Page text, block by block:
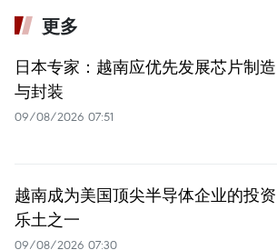
更多
日本专家：越南应优先发展芯片制造
与封装
09/08/2026 07:51
越南成为美国顶尖半导体企业的投资
乐土之一
09/08/2026 07:30